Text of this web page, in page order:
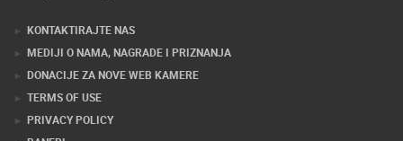
KONTAKTIRAJTE NAS
MEDIJI O NAMA, NAGRADE I PRIZNANJA
DONACIJE ZA NOVE WEB KAMERE
TERMS OF USE
PRIVACY POLICY